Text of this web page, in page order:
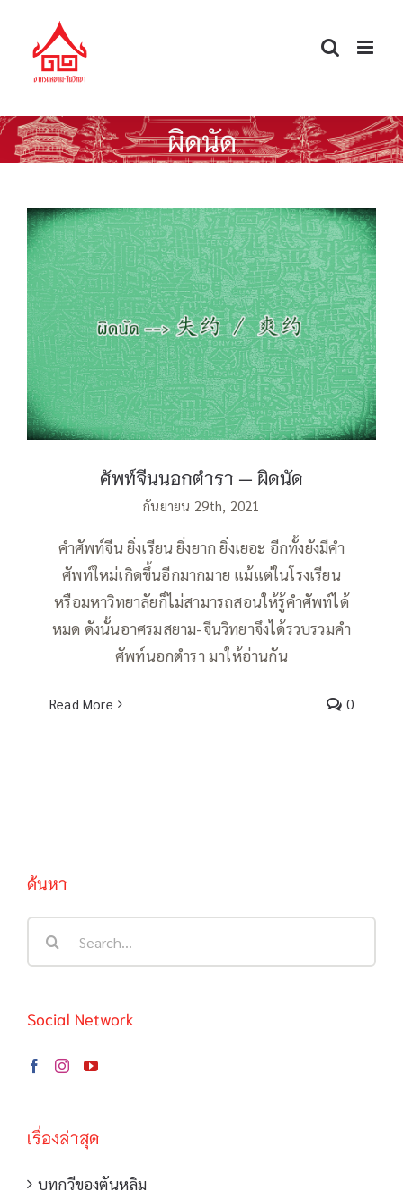
content
ผิดนัด
ศัพท์จีนนอกตำรา — ผิดนัด
ศัพท์จีนนอกตำรา — ผิดนัด
กันยายน 29th, 2021
คำศัพท์จีน ยิ่งเรียน ยิ่งยาก ยิ่งเยอะ อีกทั้งยังมีคำ
ศัพท์ใหม่เกิดขึ้นอีกมากมาย แม้แต่ในโรงเรียน
หรือมหาวิทยาลัยก็ไม่สามารถสอนให้รู้คำศัพท์ได้
หมด ดังนั้นอาศรมสยาม-จีนวิทยาจึงได้รวบรวมคำ
ศัพท์นอกตำรา มาให้อ่านกัน
Read More 0
ค้นหา
Social Network
เรื่องล่าสุด
บทกวีของตันหลิม